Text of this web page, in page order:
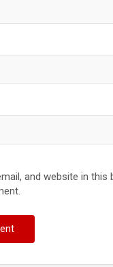
and website in